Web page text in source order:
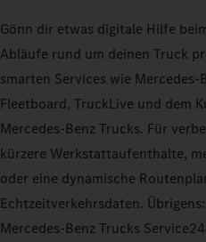
Gönn dir etwas digitale Hilfe
Abläufe rund um deinen Truck
smarten Services wie
Fleetboard, TruckLive und dem
Mercedes‑Benz Trucks. Für
kürzere Werkstattaufenthalte,
oder eine dynamische
Echtzeitverkehrsdaten.
Mercedes‑Benz Trucks